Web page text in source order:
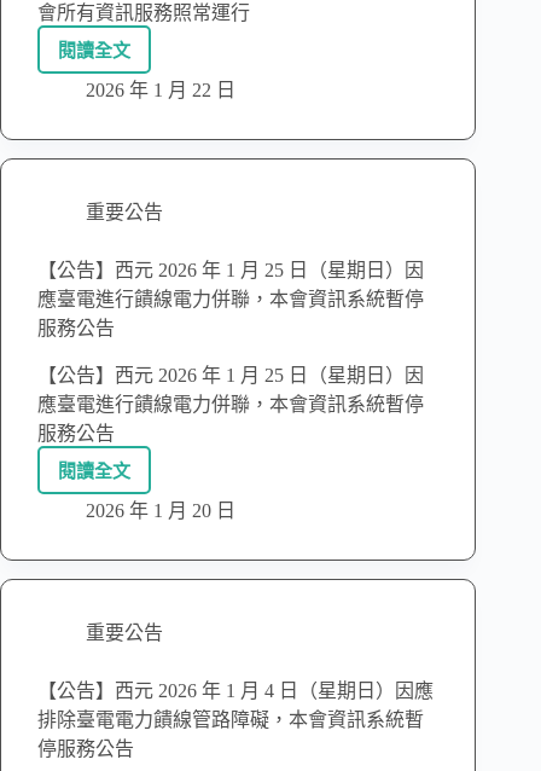
會所有資訊服務照常運行
閱讀全文
2026 年 1 月 22 日
重要公告
【公告】西元 2026 年 1 月 25 日（星期日）因
應臺電進行饋線電力併聯，本會資訊系統暫停
服務公告
【公告】西元 2026 年 1 月 25 日（星期日）因
應臺電進行饋線電力併聯，本會資訊系統暫停
服務公告
閱讀全文
2026 年 1 月 20 日
重要公告
【公告】西元 2026 年 1 月 4 日（星期日）因應
排除臺電電力饋線管路障礙，本會資訊系統暫
停服務公告